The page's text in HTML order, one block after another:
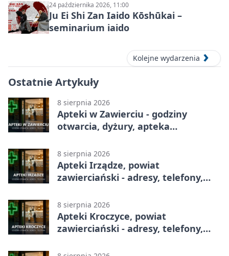
24 października 2026, 11:00
Ju Ei Shi Zan Iaido Kōshūkai –
seminarium iaido
Kolejne wydarzenia
Ostatnie Artykuły
8 sierpnia 2026
Apteki w Zawierciu - godziny
otwarcia, dyżury, apteka
8 sierpnia 2026
Apteki Irządze, powiat
zawierciański - adresy, telefony,
8 sierpnia 2026
Apteki Kroczyce, powiat
zawierciański - adresy, telefony,